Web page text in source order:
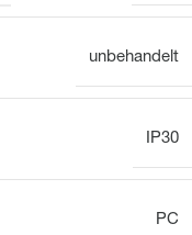
unbehandelt
IP30
PC